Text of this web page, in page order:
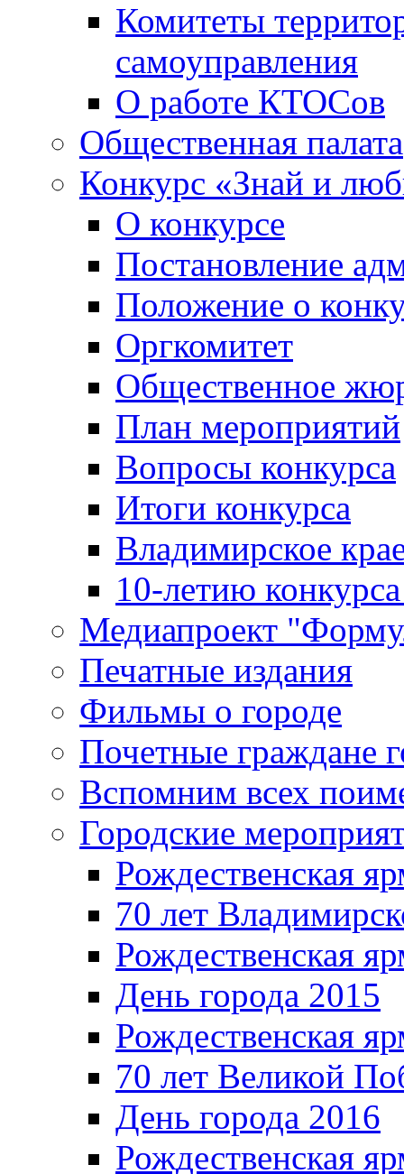
Комитеты
самоуправления
О работе КТОСов
Общественная палата
Конкурс «Знай и
О конкурсе
Постановление
Положение о
Оргкомитет
Общественное
План мероприятий
Вопросы конкурса
Итоги конкурса
Владимирское
10-летию
Медиапроект
Печатные издания
Фильмы о городе
Почетные граждане
Вспомним всех
Городские
Рождественская
70 лет
Рождественская
День города 2015
Рождественская
70 лет Великой
День города 2016
Рождественская